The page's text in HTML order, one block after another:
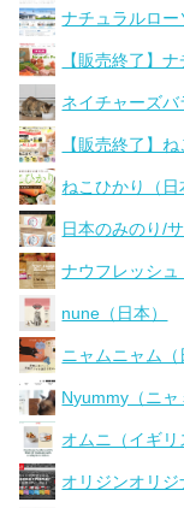
ナチュラルロー
【販売終了】
ネイチャーズバ
【販売終了】
ねこひかり（日
日本のみのり/
ナウフレッシュ
nune（日本）
ニャムニャム（
Nyummy（ニャ
オムニ（イギリ
オリジンオリジ